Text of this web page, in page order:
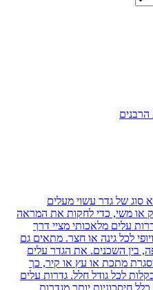
סוג של גדר עשוי מעלים
או משי, כדי לחקות את המראה
עלים מלאכותי מציי דרך
לכל גינה או חצר. מתאים גם
בין השכנים. את הגדר עלים
מתכת או עץ או קיר, כך
לכל גודל חלל. גדרות עלים
חיסכוניות יותר מגדרות